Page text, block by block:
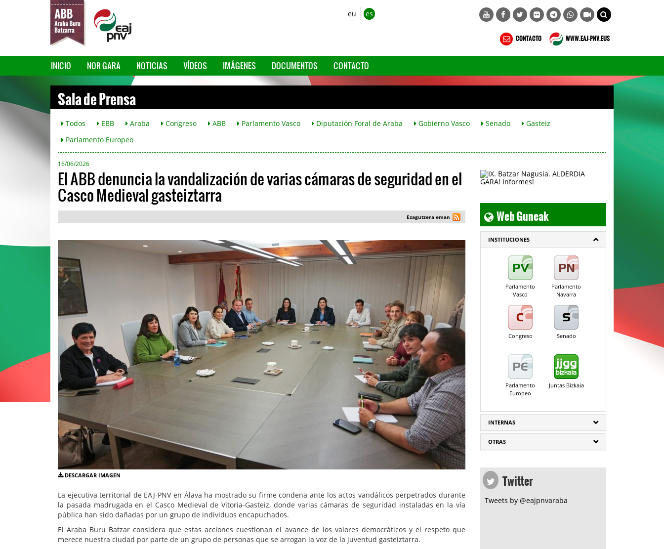
eu es
CONTACTO WWW.EAJ-PNV.EUS
INICIO NOR GARA NOTICIAS VÍDEOS IMÁGENES DOCUMENTOS CONTACTO
Sala de Prensa
Todos EBB Araba Congreso ABB Parlamento Vasco Diputación Foral de Araba Gobierno Vasco Senado
Gasteiz
Parlamento Europeo
16/06/2026
El ABB denuncia la vandalización de varias cámaras de seguridad en el
Casco Medieval gasteiztarra
Ezagutzera eman
DESCARGAR IMAGEN
La ejecutiva territorial de EAJ-PNV en Álava ha mostrado su firme condena ante los actos vandálicos perpetrados durante
la pasada madrugada en el Casco Medieval de Vitoria-Gasteiz, donde varias cámaras de seguridad instaladas en la vía
pública han sido dañadas por un grupo de individuos encapuchados.
El Araba Buru Batzar considera que estas acciones cuestionan el avance de los valores democráticos y el respeto que
merece nuestra ciudad por parte de un grupo de personas que se arrogan la voz de la juventud gasteiztarra.
Web Guneak
INSTITUCIONES
Parlamento
Vasco
Parlamento
Navarra
Congreso Senado
Parlamento
Europeo
Juntas Bizkaia
INTERNAS
OTRAS
Twitter
Tweets by @eajpnvaraba